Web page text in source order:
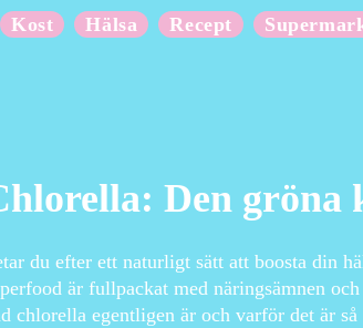
Kost Hälsa Recept
Den gröna
du efter ett naturligt sätt att boosta din
är fullpackat med näringsämnen
chlorella egentligen är och varför det är